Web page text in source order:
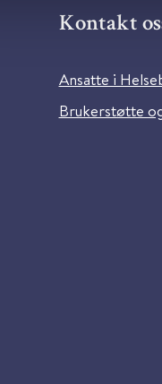
Kontakt
Ansatte i
Brukerstøtte